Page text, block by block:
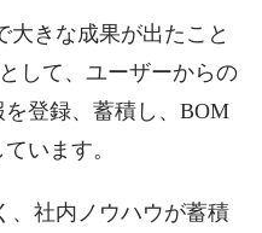
大きな成果が出たこと
して、ユーザーからの
登録、蓄積し、BOM
います。
、社内ノウハウが蓄積